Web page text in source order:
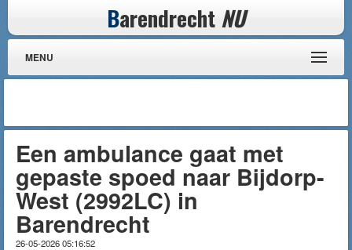
Barendrecht NU
MENU
Een ambulance gaat met
gepaste spoed naar Bijdorp-
West (2992LC) in
Barendrecht
26-05-2026 05:16:52